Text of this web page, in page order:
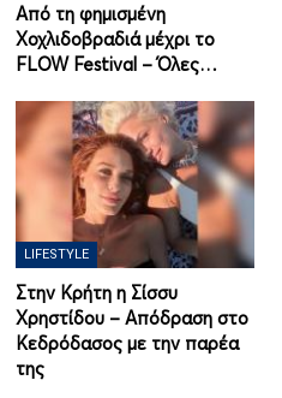
Από τη φημισμένη
Χοχλιδοβραδιά μέχρι το
FLOW Festival – Όλες…
LIFESTYLE
Στην Κρήτη η Σίσσυ
Χρηστίδου – Απόδραση στο
Κεδρόδασος με την παρέα
της